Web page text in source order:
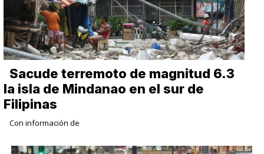
Sacude terremoto de magnitud 6.3
la isla de Mindanao en el sur de
Filipinas
Con información de